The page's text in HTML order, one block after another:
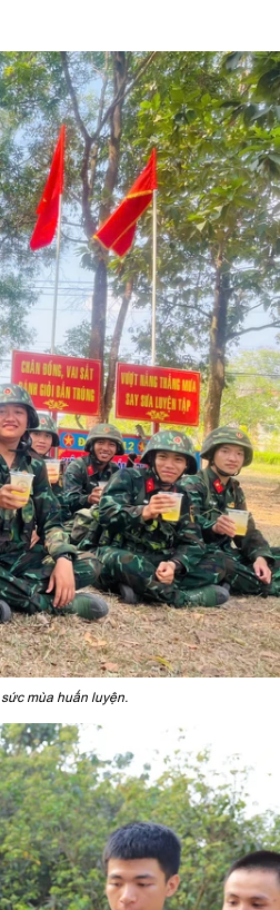
mùa huấn luyện.